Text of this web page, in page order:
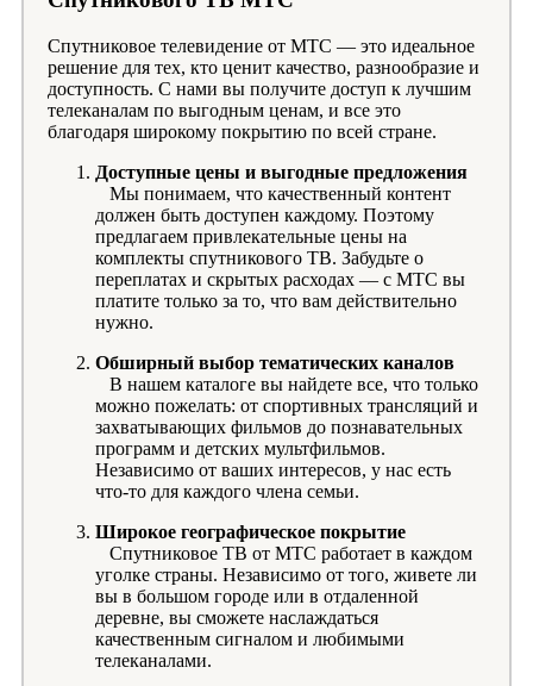
Спутниковое телевидение от МТС — это идеальное
решение для тех, кто ценит качество, разнообразие и
доступность. С нами вы получите доступ к лучшим
телеканалам по выгодным ценам, и все это
благодаря широкому покрытию по всей стране.
Доступные цены и выгодные предложения
Мы понимаем, что качественный контент
должен быть доступен каждому. Поэтому
предлагаем привлекательные цены на
комплекты спутникового ТВ. Забудьте о
переплатах и скрытых расходах — с МТС вы
платите только за то, что вам действительно
нужно.
Обширный выбор тематических каналов
В нашем каталоге вы найдете все, что только
можно пожелать: от спортивных трансляций и
захватывающих фильмов до познавательных
программ и детских мультфильмов.
Независимо от ваших интересов, у нас есть
что-то для каждого члена семьи.
Широкое географическое покрытие
Спутниковое ТВ от МТС работает в каждом
уголке страны. Независимо от того, живете ли
вы в большом городе или в отдаленной
деревне, вы сможете наслаждаться
качественным сигналом и любимыми
телеканалами.